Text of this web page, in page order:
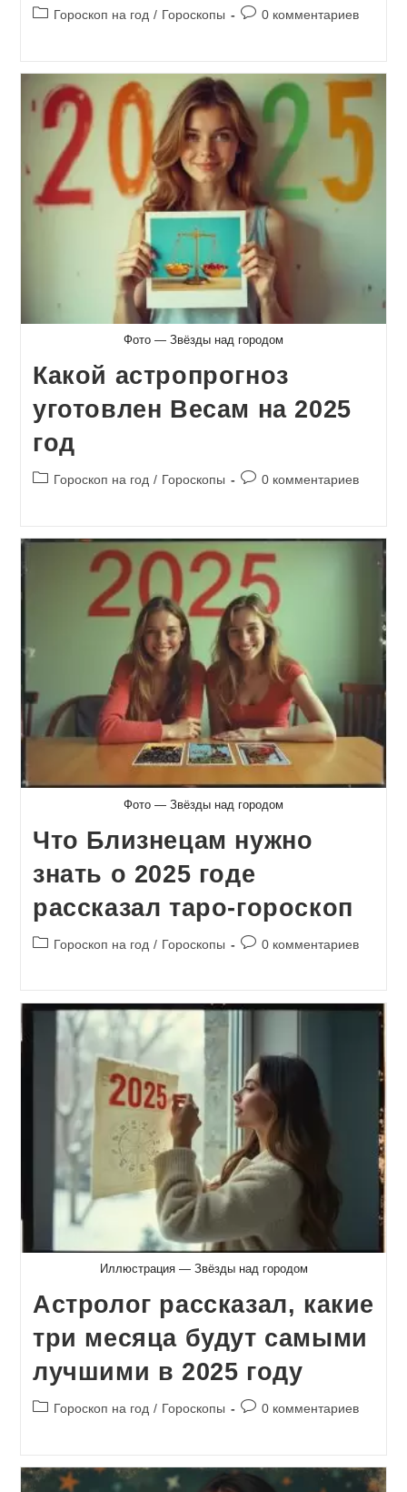
Рубрика
Гороскоп на год / Гороскопы
Комментарии
0 комментариев
Фото — Звёзды над городом
Какой астропрогноз
уготовлен Весам на 2025
год
Рубрика
Гороскоп на год / Гороскопы
Комментарии
0 комментариев
Фото — Звёзды над городом
Что Близнецам нужно
знать о 2025 годе
рассказал таро-гороскоп
Рубрика
Гороскоп на год / Гороскопы
Комментарии
0 комментариев
Иллюстрация — Звёзды над городом
Астролог рассказал, какие
три месяца будут самыми
лучшими в 2025 году
Рубрика
Гороскоп на год / Гороскопы
Комментарии
0 комментариев